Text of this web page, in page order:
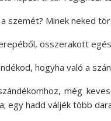
szemét? Minek neked
összerakott
hogyha való a
még
egy hadd váljék több